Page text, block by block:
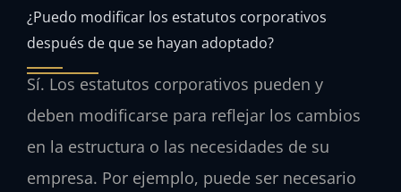
¿Puedo modificar los estatutos corporativos
después de que se hayan adoptado?
Sí. Los estatutos corporativos pueden y
deben modificarse para reflejar los cambios
en la estructura o las necesidades de su
empresa. Por ejemplo, puede ser necesario